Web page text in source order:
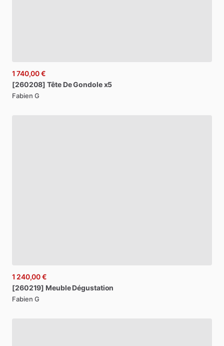
1 740,00 €
[260208] Tête DeGondolex5
Fabien G
1 240,00 €
[260219] Meuble Dégustation
Fabien G